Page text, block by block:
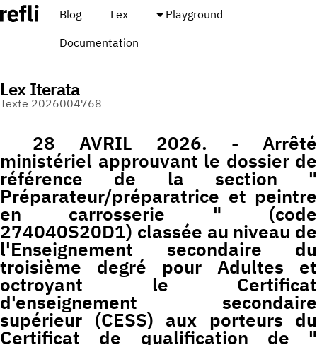
Blog Lex
Playground
Documentation
Lex Iterata
Texte 2026004768
28 AVRIL 2026. - Arrêté
ministériel approuvant le dossier de
référence de la section "
Préparateur/préparatrice et peintre
en carrosserie " (code
274040S20D1) classée au niveau de
l'Enseignement secondaire du
troisième degré pour Adultes et
octroyant le Certificat
d'enseignement secondaire
supérieur (CESS) aux porteurs du
Certificat de qualification de "